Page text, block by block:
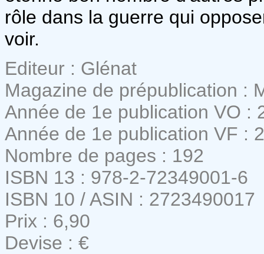
rôle dans la guerre qui
voir.
Editeur : Glénat
Magazine de prépublication :
Année de 1e publication VO :
Année de 1e publication VF :
Nombre de pages : 192
ISBN 13 : 978-2-72349001-6
ISBN 10 / ASIN : 2723490017
Prix : 6,90
Devise : €